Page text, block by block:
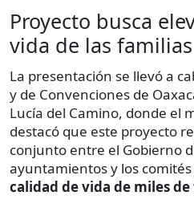
Proyecto busca
vida de las
La presentación se llevó a
y de Convenciones de
Lucía del Camino, donde el
destacó que este proyecto
conjunto entre el Gobierno
ayuntamientos y los
calidad de vida de miles